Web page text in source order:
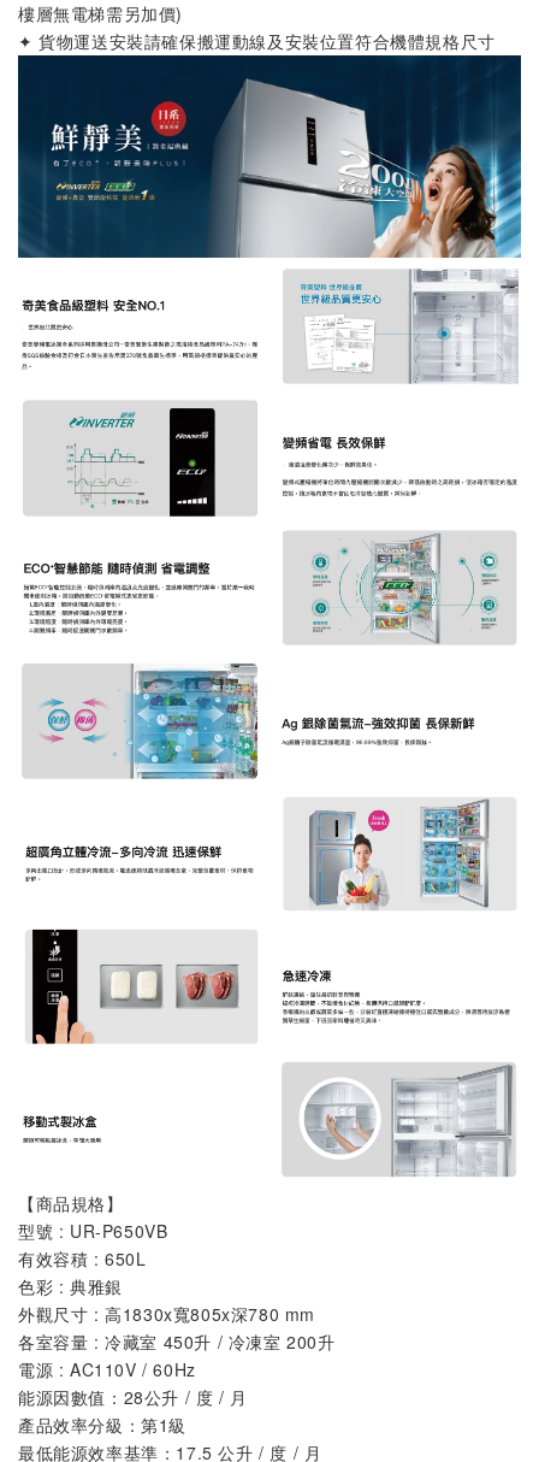
樓層無電梯需另加價)
✦ 貨物運送安裝請確保搬運動線及安裝位置符合機體規格尺寸
【商品規格】
型號 : UR-P650VB
有效容積 : 650L
色彩 : 典雅銀
外觀尺寸 : 高1830x寬805x深780 mm
各室容量 : 冷藏室 450升 / 冷凍室 200升
電源 : AC110V / 60Hz
能源因數值：28公升 / 度 / 月
產品效率分級：第1級
最低能源效率基準：17.5 公升 / 度 / 月